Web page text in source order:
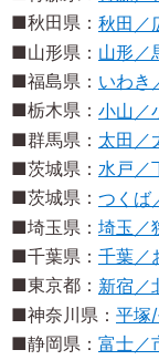
■秋田県： 秋田／
■山形県： 山形／
■福島県： いわき
■栃木県： 小山／
■群馬県： 太田／
■茨城県： 水戸／
■茨城県： つくば
■埼玉県： 埼玉／
■千葉県： 千葉／
■東京都： 新宿／
■神奈川県： 平塚
■静岡県： 富士／